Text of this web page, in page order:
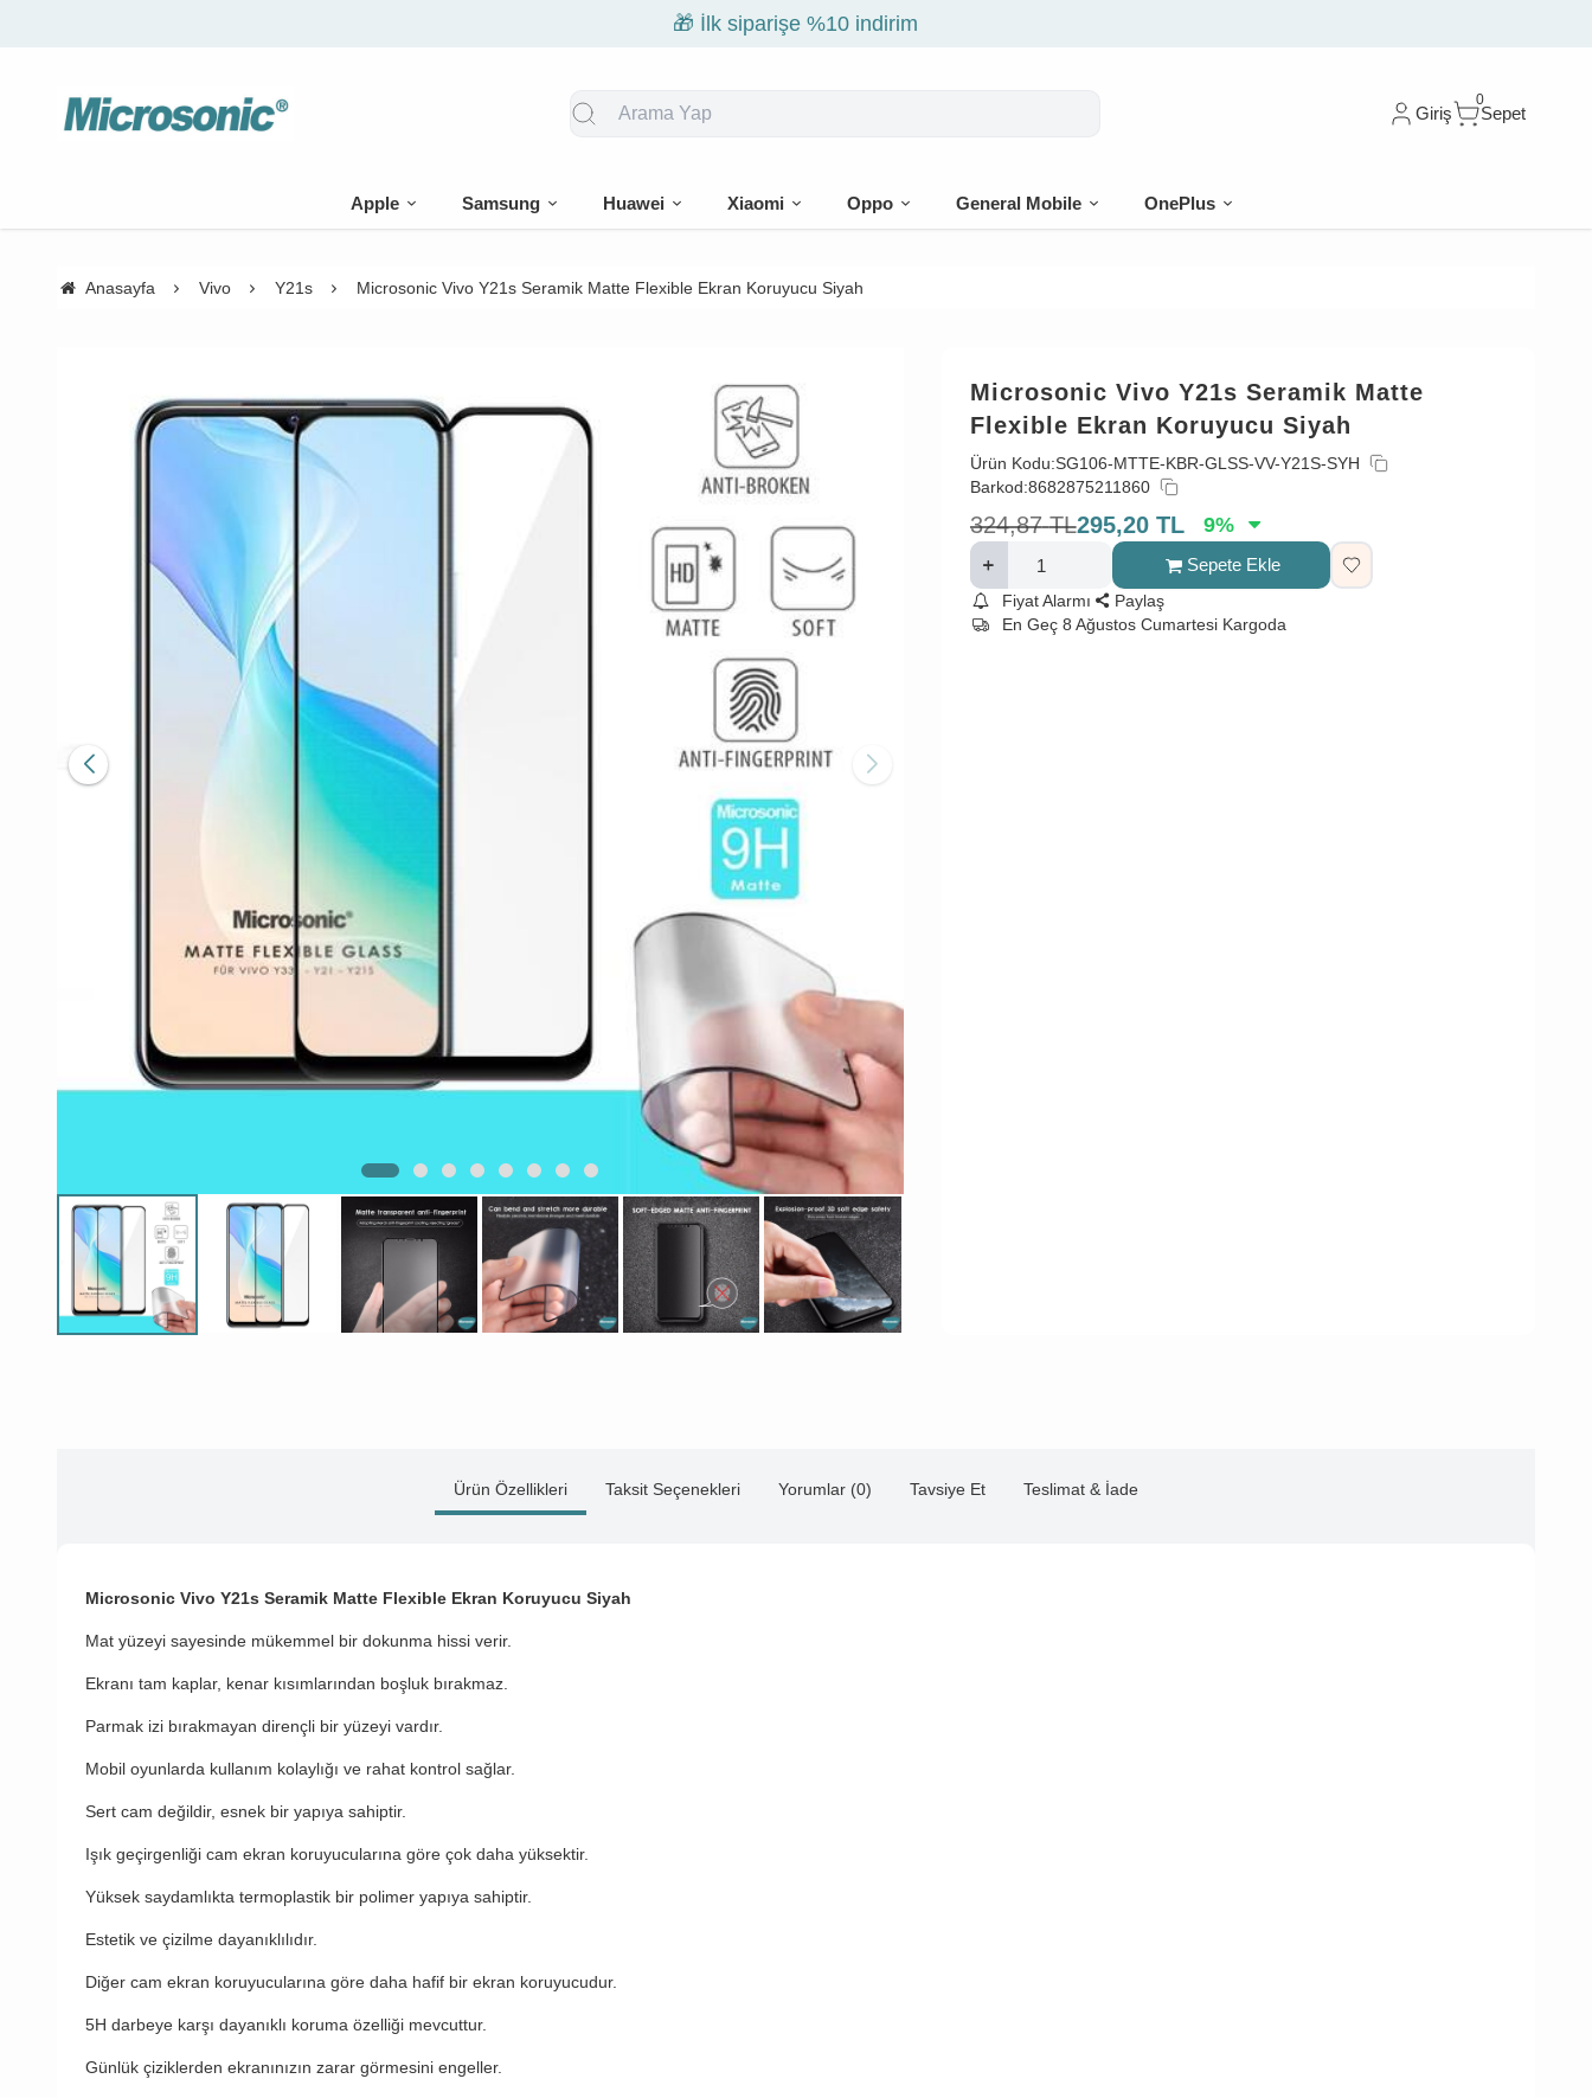
🎁 İlk siparişe %10 indirim
Giriş
0
Sepet
Apple Samsung Huawei Xiaomi Oppo General Mobile OnePlus
Anasayfa Vivo Y21s Microsonic Vivo Y21s Seramik Matte Flexible Ekran Koruyucu Siyah
Microsonic Vivo Y21s Seramik Matte
Flexible Ekran Koruyucu Siyah
Ürün Kodu:SG106-MTTE-KBR-GLSS-VV-Y21S-SYH
Barkod:8682875211860
324,87 TL295,20 TL 9%
Sepete Ekle
Fiyat Alarmı
Paylaş
En Geç 8 Ağustos Cumartesi Kargoda
Ürün Özellikleri Taksit Seçenekleri Yorumlar (0) Tavsiye Et Teslimat & İade
Microsonic Vivo Y21s Seramik Matte Flexible Ekran Koruyucu Siyah
Mat yüzeyi sayesinde mükemmel bir dokunma hissi verir.
Ekranı tam kaplar, kenar kısımlarından boşluk bırakmaz.
Parmak izi bırakmayan dirençli bir yüzeyi vardır.
Mobil oyunlarda kullanım kolaylığı ve rahat kontrol sağlar.
Sert cam değildir, esnek bir yapıya sahiptir.
Işık geçirgenliği cam ekran koruyucularına göre çok daha yüksektir.
Yüksek saydamlıkta termoplastik bir polimer yapıya sahiptir.
Estetik ve çizilme dayanıklılıdır.
Diğer cam ekran koruyucularına göre daha hafif bir ekran koruyucudur.
5H darbeye karşı dayanıklı koruma özelliği mevcuttur.
Günlük çiziklerden ekranınızın zarar görmesini engeller.